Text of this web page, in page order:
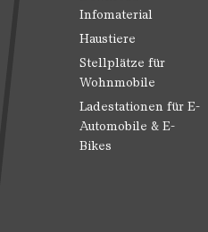
Infomaterial
Haustiere
Stellplätze für
Wohnmobile
Ladestationen für E-
Automobile & E-
Bikes